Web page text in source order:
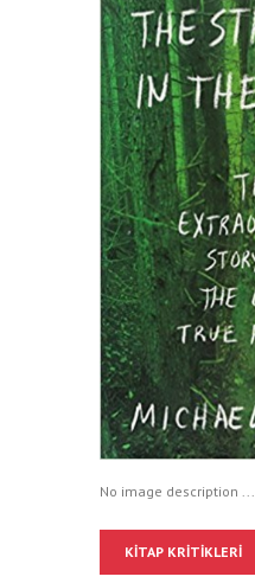
No image description ...
KITAP KRITIKLERI